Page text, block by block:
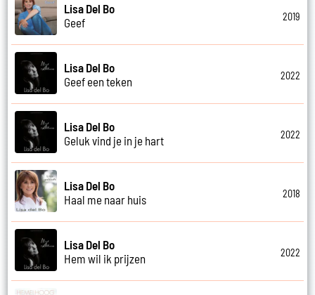
Lisa Del Bo
Geef
2019
Lisa Del Bo
Geef een teken
2022
Lisa Del Bo
Geluk vind je in je hart
2022
Lisa Del Bo
Haal me naar huis
2018
Lisa Del Bo
Hem wil ik prijzen
2022